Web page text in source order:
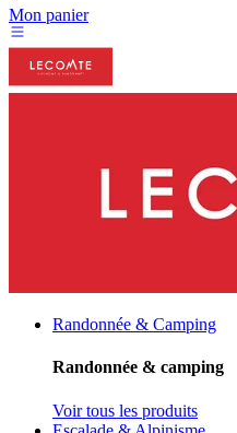
Mon panier
Randonnée & Camping
Randonnée & camping
Voir tous les produits